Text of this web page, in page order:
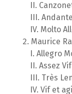
Molto
Maurice
Allegro
Assez
Très
Vif et